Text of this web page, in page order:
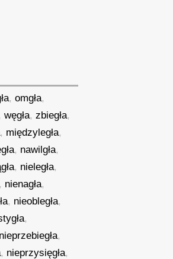
,omgła,
węgła,zbiegła,
, międzyległa,
, nawilgła,
, nieległa,
nienagła,
, nieobległa,
,
nieprzebiegła,
, nieprzysięgła,